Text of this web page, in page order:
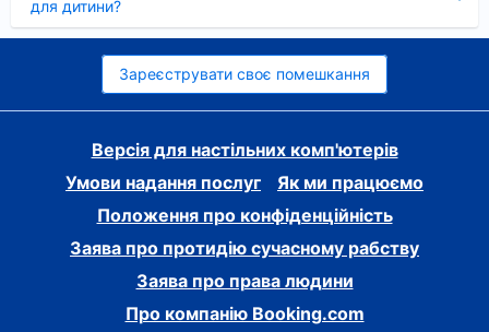
для дитини?
Зареєструвати своє помешкання
Версія для настільних комп'ютерів
Умови надання послуг
Як ми працюємо
Положення про конфіденційність
Заява про протидію сучасному рабству
Заява про права людини
Про компанію Booking.com